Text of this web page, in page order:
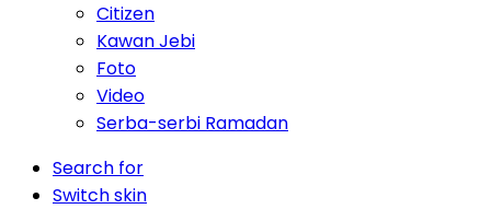
Citizen
Kawan Jebi
Foto
Video
Serba-serbi Ramadan
Search for
Switch skin